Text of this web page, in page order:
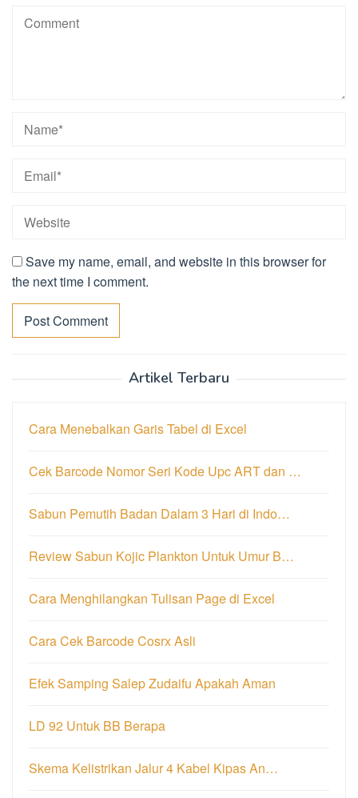
Save my name, email, and website in this browser for
the next time I comment.
Artikel Terbaru
Cara Menebalkan Garis Tabel di Excel
Cek Barcode Nomor Seri Kode Upc ART dan …
Sabun Pemutih Badan Dalam 3 Hari di Indo…
Review Sabun Kojic Plankton Untuk Umur B…
Cara Menghilangkan Tulisan Page di Excel
Cara Cek Barcode Cosrx Asli
Efek Samping Salep Zudaifu Apakah Aman
LD 92 Untuk BB Berapa
Skema Kelistrikan Jalur 4 Kabel Kipas An…